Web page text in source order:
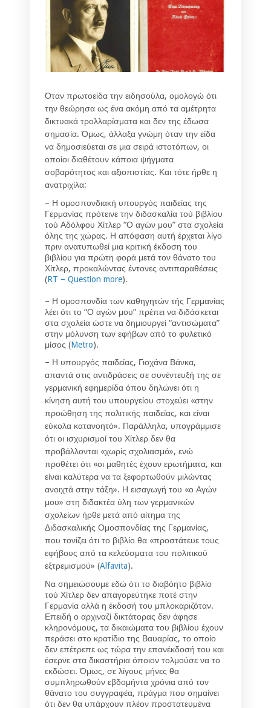
Όταν πρωτοείδα την ειδησούλα, ομολογώ ότι
την θεώρησα ως ένα ακόμη από τα αμέτρητα
δικτυακά τρολλαρίσματα και δεν της έδωσα
σημασία. Όμως, άλλαξα γνώμη όταν την είδα
να δημοσιεύεται σε μια σειρά ιστοτόπων, οι
οποίοι διαθέτουν κάποια ψήγματα
σοβαρότητος και αξιοπιστίας. Και τότε ήρθε η
ανατριχίλα:
– Η ομοσπονδιακή υπουργός παιδείας της
Γερμανίας πρότεινε την διδασκαλία τού βιβλίου
τού Αδόλφου Χίτλερ “Ο αγών μου” στα σχολεία
όλης της χώρας. Η απόφαση αυτή έρχεται λίγο
πριν ανατυπωθεί μια κριτική έκδοση του
βιβλίου για πρώτη φορά μετά τον θάνατο του
Χίτλερ, προκαλώντας έντονες αντιπαραθέσεις
(RT – Question more).
– Η ομοσπονδία των καθηγητών τής Γερμανίας
λέει ότι το “Ο αγών μου” πρέπει να διδάσκεται
στα σχολεία ώστε να δημιουργεί “αντισώματα”
στην μόλυνση των εφήβων από το φυλετικό
μίσος (Metro).
– Η υπουργός παιδείας, Γιοχάνα Βάνκα,
απαντά στις αντιδράσεις σε συνέντευξή της σε
γερμανική εφημερίδα όπου δηλώνει ότι η
κίνηση αυτή του υπουργείου στοχεύει «στην
προώθηση της πολιτικής παιδείας, και είναι
εύκολα κατανοητό». Παράλληλα, υπογράμμισε
ότι οι ισχυρισμοί του Χίτλερ δεν θα
προβάλλονται «χωρίς σχολιασμό», ενώ
προθέτει ότι «οι μαθητές έχουν ερωτήματα, και
είναι καλύτερα να τα ξεφορτωθούν μιλώντας
ανοιχτά στην τάξη». Η εισαγωγή του «ο Αγών
μου» στη διδακτέα ύλη των γερμανικών
σχολείων ήρθε μετά από αίτημα της
Διδασκαλικής Ομοσπονδίας της Γερμανίας,
που τονίζει ότι το βιβλίο θα «προστάτευε τους
εφήβους από τα κελεύσματα του πολιτικού
εξτρεμισμού» (Alfavita).
Να σημειώσουμε εδώ ότι το διαβόητο βιβλίο
τού Χίτλερ δεν απαγορεύτηκε ποτέ στην
Γερμανία αλλά η έκδοσή του μπλοκαριζόταν.
Επειδή ο αρχιναζί δικτάτορας δεν άφησε
κληρονόμους, τα δικαιώματα του βιβλίου έχουν
περάσει στο κρατίδιο της Βαυαρίας, το οποίο
δεν επέτρεπε ως τώρα την επανέκδοσή του και
έσερνε στα δικαστήρια όποιον τολμούσε να το
εκδώσει. Όμως, σε λίγους μήνες θα
συμπληρωθούν εβδομήντα χρόνια από τον
θάνατο του συγγραφέα, πράγμα που σημαίνει
ότι δεν θα υπάρχουν πλέον προστατευμένα